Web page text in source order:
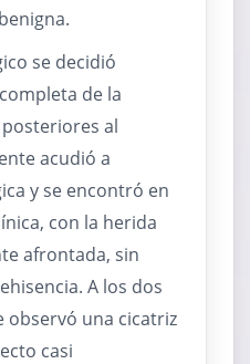
se decidió
de la
al
acudió a
y se encontró en
con la herida
afrontada, sin
A los dos
observó una cicatriz
casi